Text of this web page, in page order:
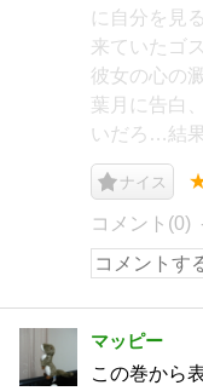
に自分を見
来ていたゴ
彼女の心の
葉月に告白
いだろ…結
ナイス
コメント(0)
マッピー
この巻から